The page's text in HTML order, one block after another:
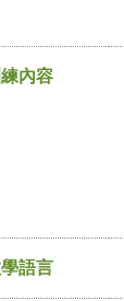
內容
語言